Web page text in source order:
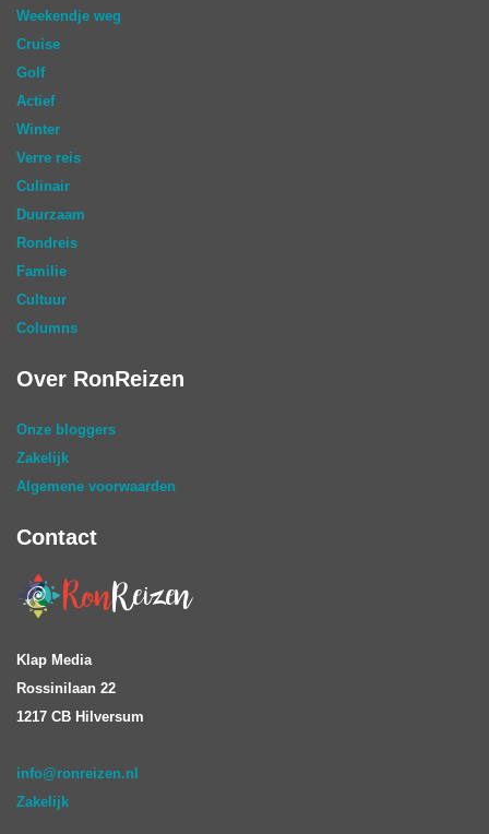
Weekendje weg
Cruise
Golf
Actief
Winter
Verre reis
Culinair
Duurzaam
Rondreis
Familie
Cultuur
Columns
Over RonReizen
Onze bloggers
Zakelijk
Algemene voorwaarden
Contact
Klap Media
Rossinilaan 22
1217 CB Hilversum
info@ronreizen.nl
Zakelijk